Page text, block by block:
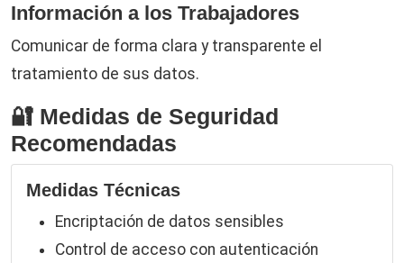
Información a los Trabajadores
Comunicar de forma clara y transparente el
tratamiento de sus datos.
🔐 Medidas de Seguridad
Recomendadas
Medidas Técnicas
Encriptación de datos sensibles
Control de acceso con autenticación